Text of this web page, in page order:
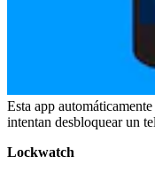
Esta app
intentan desbloquear un
Lockwatch